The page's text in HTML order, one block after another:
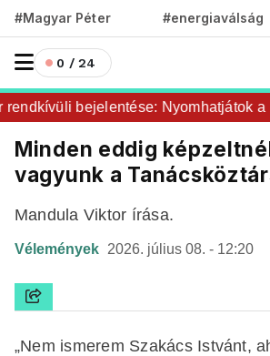
#Magyar Péter #energiaválság
0 / 24
bejelentése: Nyomhatjátok a
Minden eddig
vagyunk a
Mandula Viktor írása.
Vélemények 2026. július 08. - 12:20
„Nem ismerem Szakács Istvánt,